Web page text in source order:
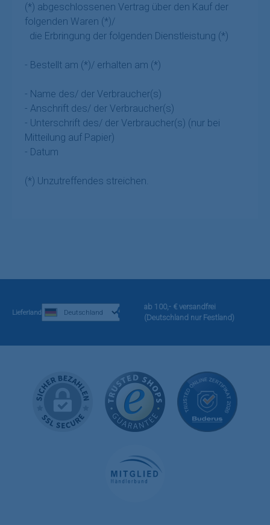
(*) abgeschlossenen Vertrag über den Kauf der
folgenden Waren (*)/
die Erbringung der folgenden Dienstleistung (*)
- Bestellt am (*)/ erhalten am (*)
- Name des/ der Verbraucher(s)
- Anschrift des/ der Verbraucher(s)
- Unterschrift des/ der Verbraucher(s) (nur bei
Mitteilung auf Papier)
- Datum
(*) Unzutreffendes streichen.
Lieferland
ab 100,- € versandfrei
(Deutschland nur Festland)